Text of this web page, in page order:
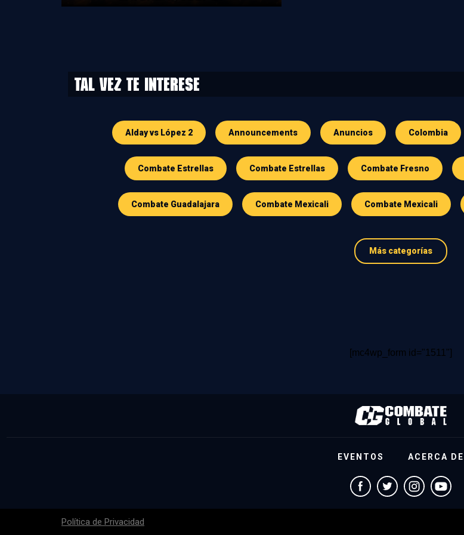
Tal vez te interese
Alday vs López 2 Announcements Anuncios Colombia
Combate Estrellas Combate Estrellas Combate Fresno
Combate Guadalajara Combate Mexicali Combate Mexicali
Más categorías
[mc4wp_form id="1511"]
EVENTOS ACERCA DE
Política de Privacidad